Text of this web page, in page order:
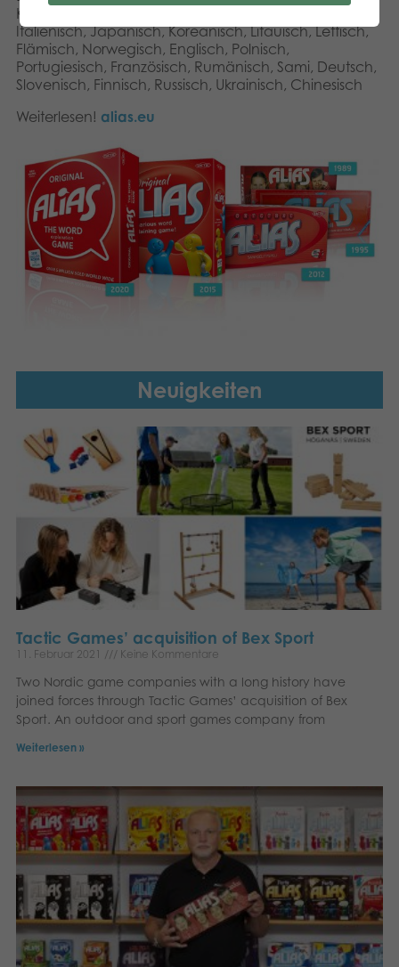
Kroatisch, Ungarisch, Hebräisch, Iseländisch,
Italienisch, Japanisch, Koreanisch, Litauisch, Lettisch,
Flämisch, Norwegisch, Englisch, Polnisch,
Portugiesisch, Französisch, Rumänisch, Sami, Deutsch,
Slovenisch, Finnisch, Russisch, Ukrainisch, Chinesisch
Weiterlesen! alias.eu
Neuigkeiten
Tactic Games’ acquisition of Bex Sport
11. Februar 2021 Keine Kommentare
Two Nordic game companies with a long history have
joined forces through Tactic Games’ acquisition of Bex
Sport. An outdoor and sport games company from
Weiterlesen »